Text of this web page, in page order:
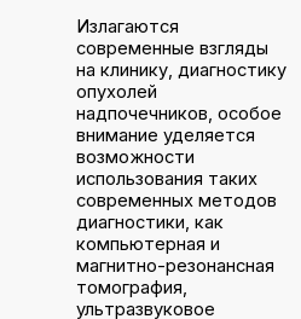
Излагаются
современные взгляды
на клинику, диагностику
опухолей
надпочечников, особое
внимание уделяется
возможности
использования таких
современных методов
диагностики, как
компьютерная и
магнитно-резонансная
томография,
ультразвуковое